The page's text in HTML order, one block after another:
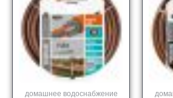
домашнее водоснабжение